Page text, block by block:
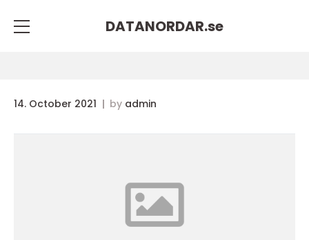
DATANORDAR.se
14. October 2021 by admin